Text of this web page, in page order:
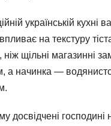
українській
на текстуру
щільні магазинні
а начинка —
досвідчені господині